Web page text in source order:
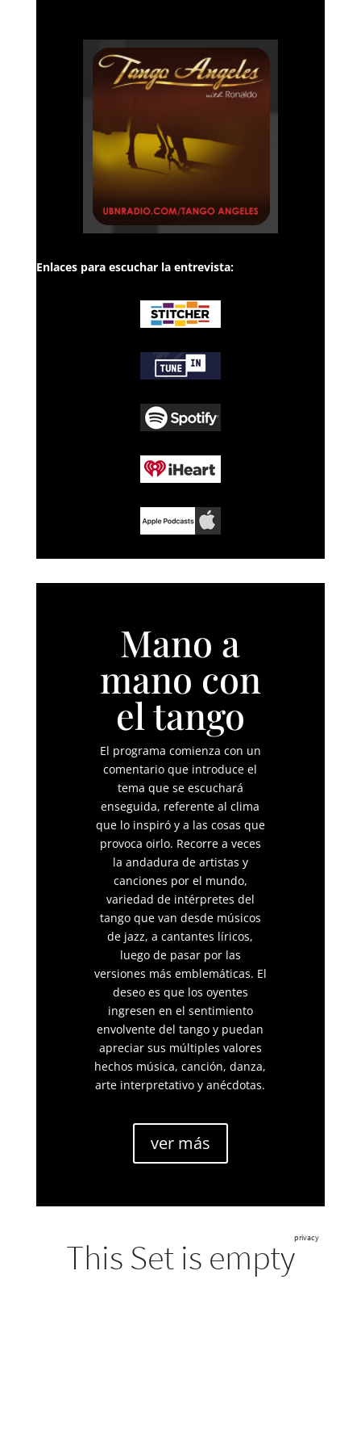
Enlaces para escuchar la entrevista:
Mano a
mano con
el tango
El programa comienza con un
comentario que introduce el
tema que se escuchará
enseguida, referente al clima
que lo inspiró y a las cosas que
provoca oirlo. Recorre a veces
la andadura de artistas y
canciones por el mundo,
variedad de intérpretes del
tango que van desde músicos
de jazz, a cantantes líricos,
luego de pasar por las
versiones más emblemáticas. El
deseo es que los oyentes
ingresen en el sentimiento
envolvente del tango y puedan
apreciar sus múltiples valores
hechos música, canción, danza,
arte interpretativo y anécdotas.
ver más